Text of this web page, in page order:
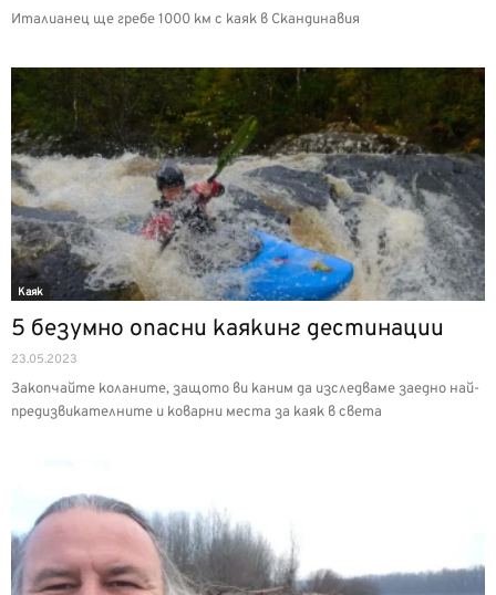
Италианец ще гребе 1000 км с каяк в Скандинавия
Каяк
5 безумно опасни каякинг дестинации
23.05.2023
Закопчайте коланите, защото ви каним да изследваме заедно най-
предизвикателните и коварни места за каяк в света